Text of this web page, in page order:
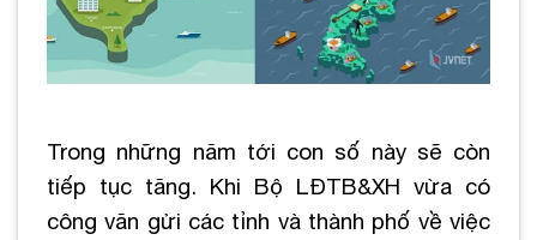
Trong những năm tới con số này sẽ còn
tiếp tục tăng. Khi Bộ LĐTB&XH vừa có
công văn gửi các tỉnh và thành phố về việc